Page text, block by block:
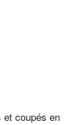
et coupés en